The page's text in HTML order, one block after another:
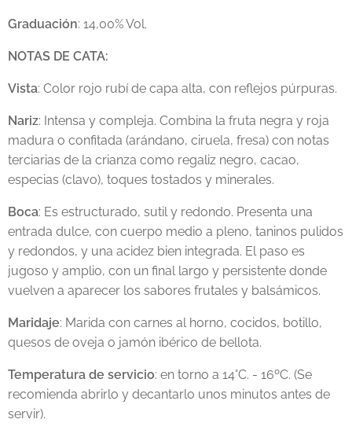
Graduación: 14,00% Vol.
NOTAS DE CATA:
Vista: Color rojo rubí de capa alta, con reflejos púrpuras.
Nariz: Intensa y compleja. Combina la fruta negra y roja
madura o confitada (arándano, ciruela, fresa) con notas
terciarias de la crianza como regaliz negro, cacao,
especias (clavo), toques tostados y minerales.
Boca: Es estructurado, sutil y redondo. Presenta una
entrada dulce, con cuerpo medio a pleno, taninos pulidos
y redondos, y una acidez bien integrada. El paso es
jugoso y amplio, con un final largo y persistente donde
vuelven a aparecer los sabores frutales y balsámicos.
Maridaje: Marida con carnes al horno, cocidos, botillo,
quesos de oveja o jamón ibérico de bellota.
Temperatura de servicio: en torno a 14°C. - 16ºC. (Se
recomienda abrirlo y decantarlo unos minutos antes de
servir).